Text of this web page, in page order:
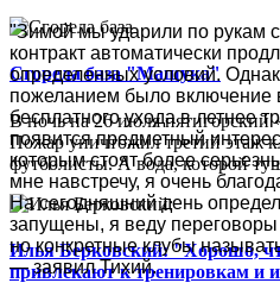
Сгорела база "Машука"
В ночь на 26 июля
Пожар уничтожил третий этаж
футболисты. А вода, которой
Илья Берковский: "Хорошо,
привлекают к тренировкам и
"Зимой мы ударили по рукам с
контракт автоматически
определенных условий.
пожеланием было включение
бесплатного ухода в летнее
появится предметный
которым стоят более
мне навстречу, я очень
На сегодняшний день
запущены, я веду
но конкретные клубы
— заявил Тихий.